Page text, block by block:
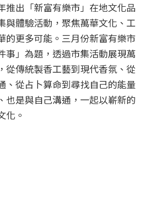
推出「新富有樂市」在地文化品
與體驗活動，聚焦萬華文化、工
的更多可能。三月份新富有樂市
事」為題，透過市集活動展現萬
從傳統製香工藝到現代香氛、從
、從占卜算命到尋找自己的能量
也是與自己溝通，一起以嶄新的
化。